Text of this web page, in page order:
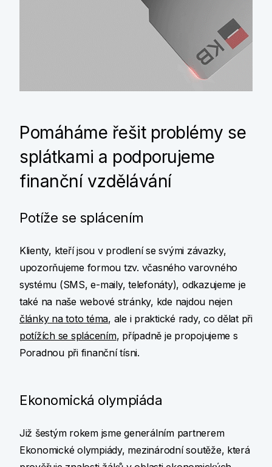
Pomáháme řešit problémy se
splátkami a podporujeme
finanční vzdělávání
Potíže se splácením
Klienty, kteří jsou v prodlení se svými závazky,
upozorňujeme formou tzv. včasného varovného
systému (SMS, e-maily, telefonáty), odkazujeme je
také na naše webové stránky, kde najdou nejen
články na toto téma, ale i praktické rady, co dělat při
potížích se splácením, případně je propojujeme s
Poradnou při finanční tísni.
Ekonomická olympiáda
Již šestým rokem jsme generálním partnerem
Ekonomické olympiády, mezinárodní soutěže, která